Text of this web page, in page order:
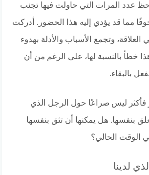
عدد المرات التي حاولت فيها تجنب
مما قد يؤدي إليه هذا الحضور. أدركت
العلاقة، وتجمع الأسباب والأدلة بهدوء
خطأ بالنسبة لها، على الرغم من أن
بالبقاء.
فأكثر ليس صراعًا حول الرجل الذي
بنفسها. هل يمكنها أن تثق بنفسها
الوقت الحالي؟
لدينا